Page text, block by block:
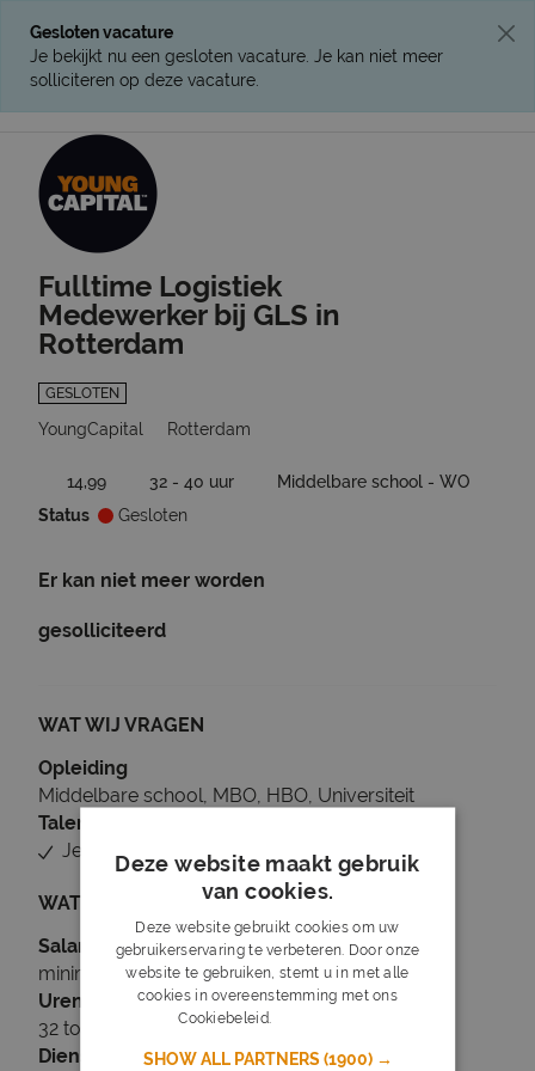
Gesloten vacature
Je bekijkt nu een gesloten vacature. Je kan niet meer
solliciteren op deze vacature.
Fulltime Logistiek
Medewerker bij GLS in
Rotterdam
GESLOTEN
YoungCapital Rotterdam
14,99 32 - 40 uur
Middelbare school - WO
Status
Gesloten
Er kan niet meer worden
gesolliciteerd
WAT WIJ VRAGEN
Opleiding
Middelbare school, MBO, HBO, Universiteit
Talen
Je beheerst Nederlands
WAT WIJ BIEDEN
Salaris
minimaal € 14,99
Uren
32 tot 40 uur per week
Dienstverband
Deze website maakt gebruik
van cookies.
Deze website gebruikt cookies om uw
gebruikerservaring te verbeteren. Door onze
website te gebruiken, stemt u in met alle
cookies in overeenstemming met ons
Cookiebeleid.
SHOW ALL PARTNERS(1900) →